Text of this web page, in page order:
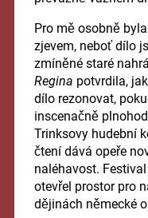
Pro mě osobně
zjevem, neboť dílo
zmíněné staré
Regina potvrdila,
dílo rezonovat,
inscenačně
Trinksovy hudební
čtení dává opeře
naléhavost.
otevřel prostor pro
dějinách německé